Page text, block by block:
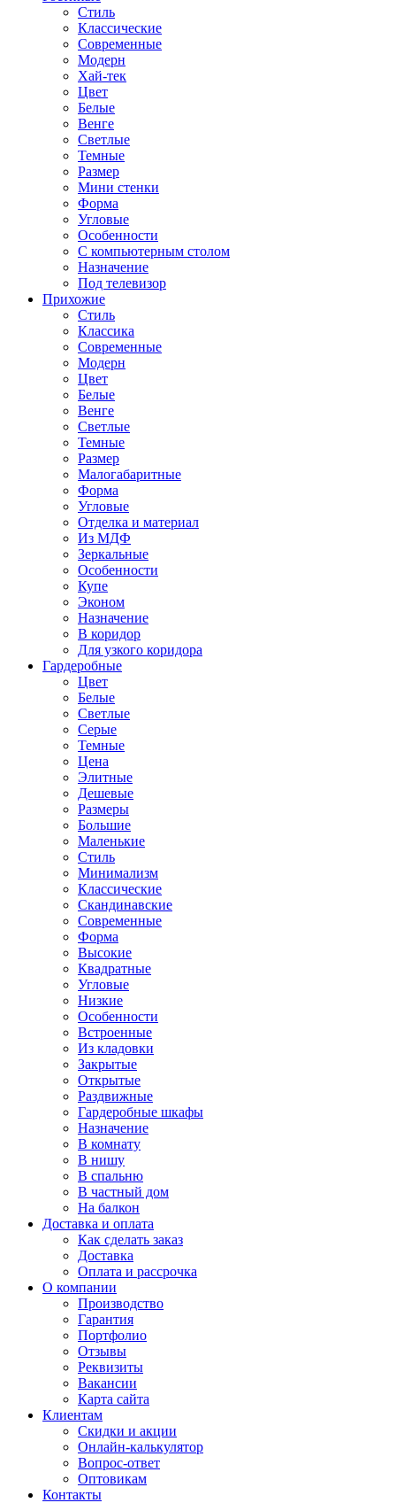
Стиль
Классические
Современные
Модерн
Хай-тек
Цвет
Белые
Венге
Светлые
Темные
Размер
Мини стенки
Форма
Угловые
Особенности
С компьютерным столом
Назначение
Под телевизор
Прихожие
Стиль
Классика
Современные
Модерн
Цвет
Белые
Венге
Светлые
Темные
Размер
Малогабаритные
Форма
Угловые
Отделка и материал
Из МДФ
Зеркальные
Особенности
Купе
Эконом
Назначение
В коридор
Для узкого коридора
Гардеробные
Цвет
Белые
Светлые
Серые
Темные
Цена
Элитные
Дешевые
Размеры
Большие
Маленькие
Стиль
Минимализм
Классические
Скандинавские
Современные
Форма
Высокие
Квадратные
Угловые
Низкие
Особенности
Встроенные
Из кладовки
Закрытые
Открытые
Раздвижные
Гардеробные шкафы
Назначение
В комнату
В нишу
В спальню
В частный дом
На балкон
Доставка и оплата
Как сделать заказ
Доставка
Оплата и рассрочка
О компании
Производство
Гарантия
Портфолио
Отзывы
Реквизиты
Вакансии
Карта сайта
Клиентам
Скидки и акции
Онлайн-калькулятор
Вопрос-ответ
Оптовикам
Контакты